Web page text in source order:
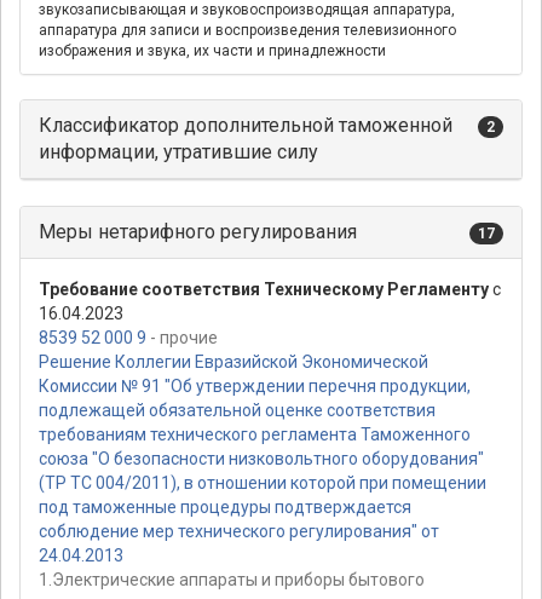
звукозаписывающая и звуковоспроизводящая аппаратура,
аппаратура для записи и воспроизведения телевизионного
изображения и звука, их части и принадлежности
Классификатор дополнительной таможенной
информации, утратившие силу
2
Меры нетарифного регулирования 17
Требование соответствия Техническому Регламентус
16.04.2023
8539 52 000 9 - прочие
Решение Коллегии Евразийской Экономической
Комиссии № 91 "Об утверждении перечня продукции,
подлежащей обязательной оценке соответствия
требованиям технического регламента Таможенного
союза "О безопасности низковольтного оборудования"
(ТР ТС 004/2011), в отношении которой при помещении
под таможенные процедуры подтверждается
соблюдение мер технического регулирования" от
24.04.2013
1.Электрические аппараты и приборы бытового